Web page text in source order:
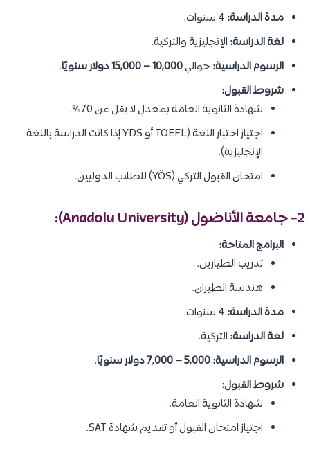
مدة الدراسة:
لغة الدراسة: الإنجليزية والتركية.
الرسوم الدراسية:حوالي10,000 – 15,000 دولار سنويًا
.
شروط القبول:
شهادة الثانوية العامة بمعدل لا يقل عن 70%.
اجتياز اختبار اللغة (TOEFL أو YDS إذا كانت الدراسة باللغة
الإنجليزية).
امتحان القبول التركي (YÖS) للطلاب الدوليين.
2- جامعة الأناضول (Anadolu University):
البرامج المتاحة:
تدريب الطيارين.
هندسة الطيران.
مدة الدراسة:
لغة الدراسة: التركية.
الرسوم الدراسية:5,000 – 7,000 دولار سنويًا
.
شروط القبول:
شهادة الثانوية العامة.
اجتياز امتحان القبول أو تقديم شهادة SAT.